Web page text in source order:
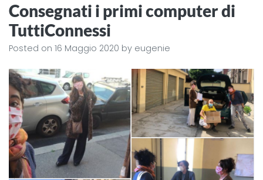
Consegnati i primi computer di
TuttiConnessi
Posted on 16 Maggio 2020 by eugenie